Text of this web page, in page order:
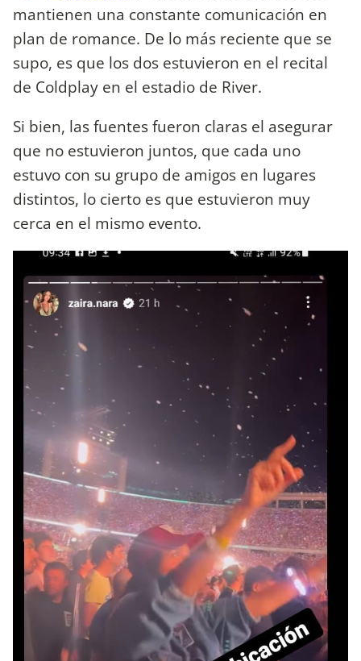
mantienen una constante comunicación en
plan de romance. De lo más reciente que se
supo, es que los dos estuvieron en el recital
de Coldplay en el estadio de River.
Si bien, las fuentes fueron claras el asegurar
que no estuvieron juntos, que cada uno
estuvo con su grupo de amigos en lugares
distintos, lo cierto es que estuvieron muy
cerca en el mismo evento.